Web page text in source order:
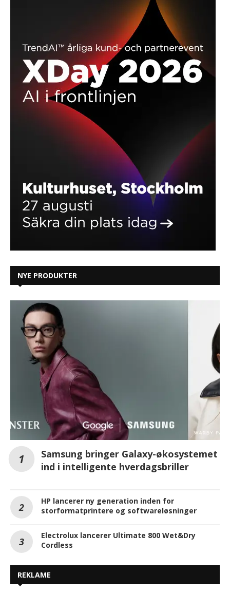
NYE PRODUKTER
Samsung bringer Galaxy-økosystemet
ind i intelligente hverdagsbriller
HP lancerer ny generation inden for
storformatprintere og softwareløsninger
Electrolux lancerer Ultimate 800 Wet&Dry
Cordless
REKLAME